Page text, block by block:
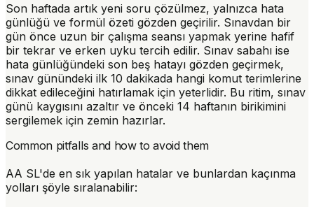
Son haftada artık yeni soru çözülmez, yalnızca hata
günlüğü ve formül özeti gözden geçirilir. Sınavdan bir
gün önce uzun bir çalışma seansı yapmak yerine hafif
bir tekrar ve erken uyku tercih edilir. Sınav sabahı ise
hata günlüğündeki son beş hatayı gözden geçirmek,
sınav günündeki ilk 10 dakikada hangi komut terimlerine
dikkat edileceğini hatırlamak için yeterlidir. Bu ritim, sınav
günü kaygısını azaltır ve önceki 14 haftanın birikimini
sergilemek için zemin hazırlar.
Common pitfalls and how to avoid them
AA SL'de en sık yapılan hatalar ve bunlardan kaçınma
yolları şöyle sıralanabilir: